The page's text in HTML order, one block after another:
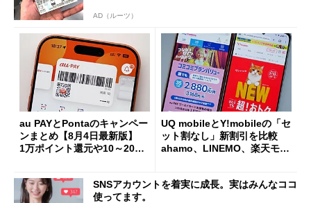
AD（ルーツ）
au PAYとPontaのキャンペー
ンまとめ【8月4日最新版】
1万ポイント還元や10～20％
UQ mobileとY!mobileの「セ
ット割なし」新割引を比較
ahamo、LINEMO、楽天モバ
SNSアカウントを着実に成長。実はみんなココ
使ってます。